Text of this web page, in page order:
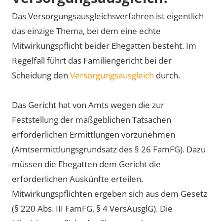
Das Versorgungsausgleichsverfahren ist eigentlich
das einzige Thema, bei dem eine echte
Mitwirkungspflicht beider Ehegatten besteht. Im
Regelfall führt das Familiengericht bei der
Scheidung den Versorgungsausgleich durch.
Das Gericht hat von Amts wegen die zur
Feststellung der maßgeblichen Tatsachen
erforderlichen Ermittlungen vorzunehmen
(Amtsermittlungsgrundsatz des § 26 FamFG). Dazu
müssen die Ehegatten dem Gericht die
erforderlichen Auskünfte erteilen.
Mitwirkungspflichten ergeben sich aus dem Gesetz
(§ 220 Abs. III FamFG, § 4 VersAusglG). Die